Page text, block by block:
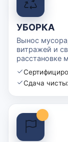
УБОРКА
Вынос
витражей и
расстановке
Сдача